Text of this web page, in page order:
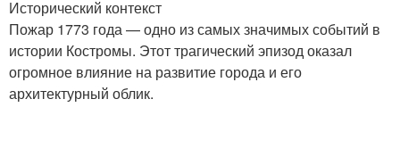
Исторический контекст
Пожар 1773 года — одно из самых значимых событий в
истории Костромы. Этот трагический эпизод оказал
огромное влияние на развитие города и его
архитектурный облик.